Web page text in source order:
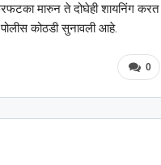
फेरफटका मारुन ते दोघेही शायनिंग करत
पोलीस कोठडी सुनावली आहे.
0